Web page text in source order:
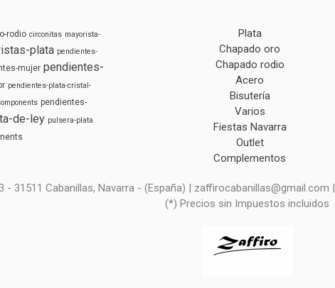
rodio circonitas mayorista-
plata pendientes-
mujer pendientes-
pendientes-plata-cristal-
pendientes-
de-ley pulsera-plata
Plata
Chapado oro
Chapado rodio
Acero
Bisutería
Varios
Fiestas Navarra
Outlet
Complementos
- 31511 Cabanillas, Navarra - (España) | zaffirocabanillas@gmail.com |
(*) Precios sin Impuestos incluidos